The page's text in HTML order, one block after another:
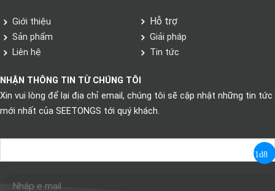
Giới thiệu
Sản phẩm
Liên hệ
Hỗ trợ
Giải pháp
Tin tức
NHẬN THÔNG TIN TỪ CHÚNG TÔI
Xin vui lòng để lại địa chỉ email, chúng tôi sẽ cập nhật những tin tức
mới nhất của SEETONGS tới quý khách.